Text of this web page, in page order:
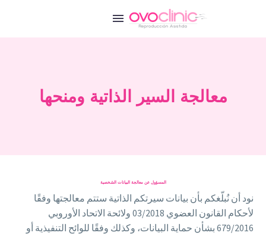
معالجة السير الذاتية ومنحها
المسؤول عن معالجة البيانات الشخصية
نود أن نُبلّغكم بأن بيانات سيرتكم الذاتية ستتم معالجتها وفقًا
لأحكام القانون العضوي 03/2018 ولائحة الاتحاد الأوروبي
679/2016 بشأن حماية البيانات، وكذلك وفقًا للوائح التنفيذية أو